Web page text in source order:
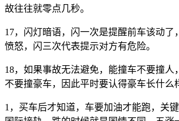
故往往就零点几秒。
17，闪灯暗语，闪一次是提醒前车该动了
愤怒，闪三次代表提示对方有危险。
18，如果事故无法避免，能撞车不要撞人
不要撞豪车，因此平时要认得豪车长什么
1，买车后才知道，车要加油才能跑，关